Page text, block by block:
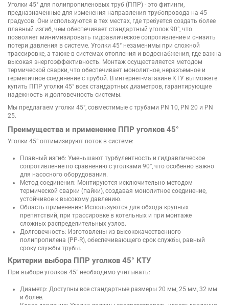
Уголки 45° для полипропиленовых труб (ППР) - это фитинги,
предназначенные для изменения направления трубопровода на 45
градусов. Они используются в тех местах, где требуется создать более
плавный изгиб, чем обеспечивает стандартный уголок 90°, что
позволяет минимизировать гидравлическое сопротивление и снизить
потери давления в системе. Уголки 45° незаменимы при сложной
трассировке, а также в системах отопления и водоснабжения, где важна
высокая энергоэффективность. Монтаж осуществляется методом
термической сварки, что обеспечивает монолитное, неразъемное и
герметичное соединение с трубой. В интернет-магазине КТУ вы можете
купить ППР уголки 45° всех стандартных диаметров, гарантирующие
надежность и долговечность системы.
Мы предлагаем уголки 45°, совместимые с трубами PN 10, PN 20 и PN
25.
Преимущества и применение ППР уголков 45°
Уголки 45° оптимизируют поток в системе:
Плавный изгиб: Уменьшают турбулентность и гидравлическое
сопротивление по сравнению с уголками 90°, что особенно важно
для насосного оборудования.
Метод соединения: Монтируются исключительно методом
термической сварки (пайки), создавая монолитное соединение,
устойчивое к высокому давлению.
Область применения: Используются для обхода крупных
препятствий, при трассировке в котельных и при монтаже
сложных распределительных узлов.
Долговечность: Изготовлены из высококачественного
полипропилена (PP-R), обеспечивающего срок службы, равный
сроку службы трубы.
Критерии выбора ППР уголков 45° КТУ
При выборе уголков 45° необходимо учитывать:
Диаметр: Доступны все стандартные размеры 20 мм, 25 мм, 32 мм
и более.